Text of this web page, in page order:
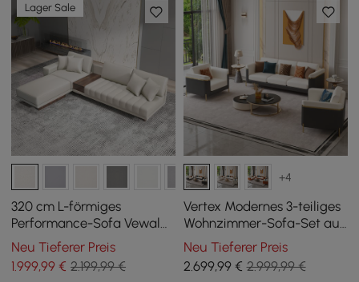
Lager Sale
320 cm L-förmiges
Performance-Sofa Vewal
aus Leder, modularer
Schnitt mit Chaiselongue
und Ottoman
Neu Tieferer Preis
1.999,99 € 2.199,99 €
+4
Vertex Modernes 3-teiliges
Wohnzimmer-Sofa-Set aus
Leder
Neu Tieferer Preis
2.699,99€ 2.999,99 €